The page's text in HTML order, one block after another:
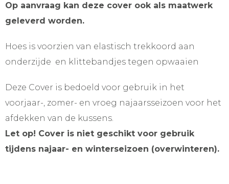
Op aanvraag kan deze cover ook als maatwerk
geleverd worden.
Hoes is voorzien van elastisch trekkoord aan
onderzijde en klittebandjes tegen opwaaien
Deze Cover is bedoeld voor gebruik in het
voorjaar-, zomer- en vroeg najaarsseizoen voor het
afdekken van de kussens.
Let op! Cover is niet geschikt voor gebruik
tijdens najaar- en winterseizoen (overwinteren).